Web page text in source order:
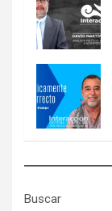
Buscar